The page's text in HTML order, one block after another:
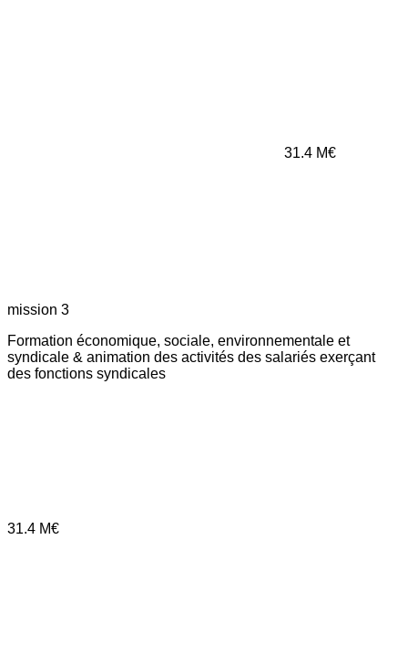
31.4 M€
mission 3
Formation économique, sociale, environnementale et
syndicale & animation des activités des salariés exerçant
des fonctions syndicales
31.4 M€